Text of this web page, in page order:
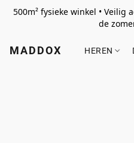
500m² fysieke winkel • Veilig
de
MADDOX HEREN